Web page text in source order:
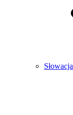
Słowacja